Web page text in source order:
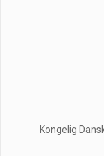
Kongelig